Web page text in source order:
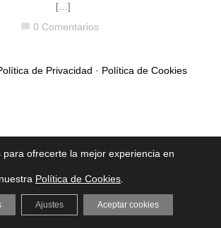
[…]
0 Comentarios
de Privacidad · Política de Cookies
para ofrecerte la mejor experiencia en
Política de Cookies
Aceptar cookies
Ajustes